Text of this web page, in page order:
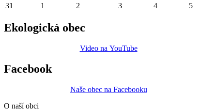
31 1 2 3 4 5
Ekologická obec
Video na YouTube
Facebook
Naše obec na Facebooku
O naší obci